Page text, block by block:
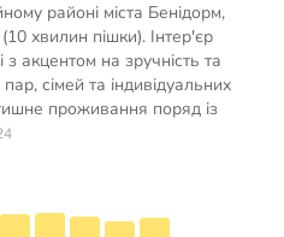
районі міста Бенідорм,
хвилин пішки). Інтер'єр
акцентом на зручність та
сімей та індивідуальних
проживання поряд із